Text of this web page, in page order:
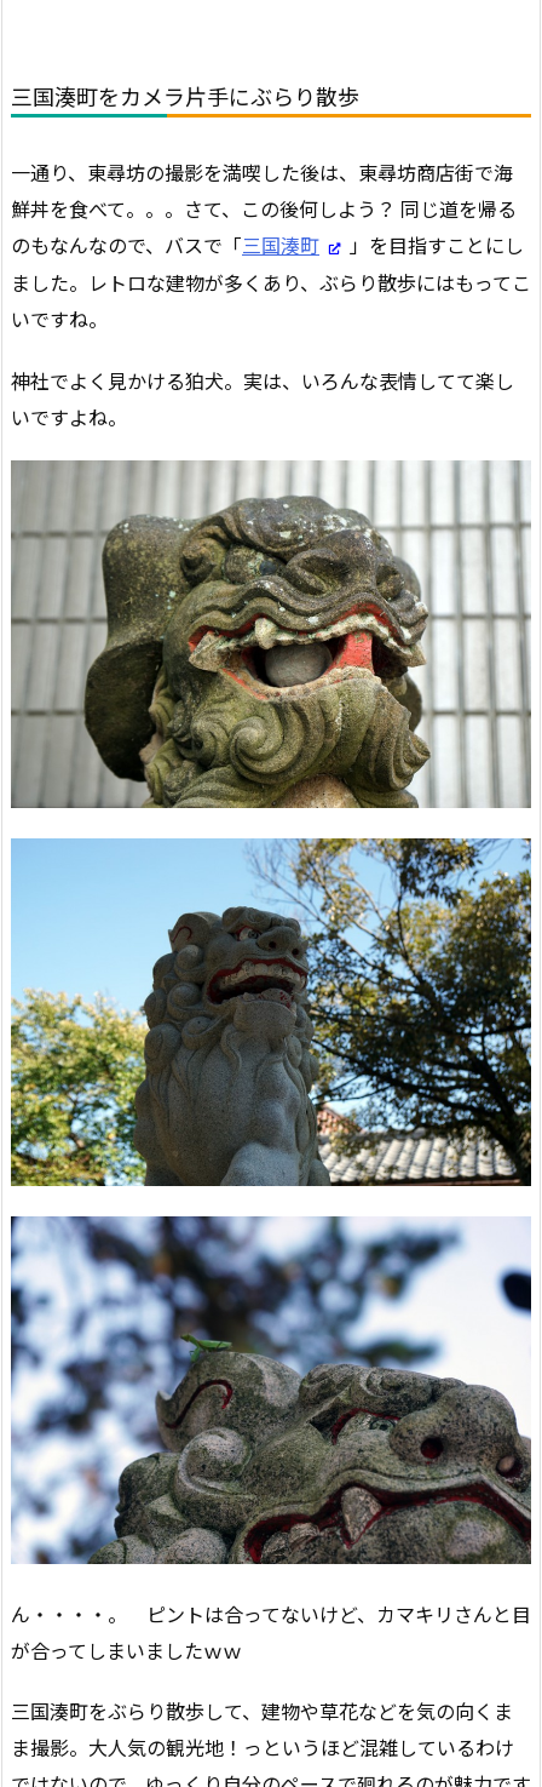
三国湊町をカメラ片手にぶらり散歩
一通り、東尋坊の撮影を満喫した後は、東尋坊商店街で海
鮮丼を食べて。。。さて、この後何しよう？ 同じ道を帰る
のもなんなので、バスで「三国湊町
」を目指すことにし
ました。レトロな建物が多くあり、ぶらり散歩にはもってこ
いですね。
神社でよく見かける狛犬。実は、いろんな表情してて楽し
いですよね。
ん・・・・。 ピントは合ってないけど、カマキリさんと目
が合ってしまいましたｗｗ
三国湊町をぶらり散歩して、建物や草花などを気の向くま
ま撮影。大人気の観光地！っというほど混雑しているわけ